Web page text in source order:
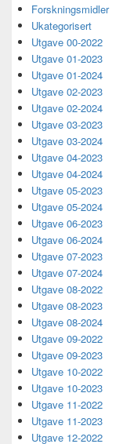
Sidebar
Widget
Area
Forskningsmidler
Ukategorisert
Utgave 00-2022
Utgave 01-2023
Utgave 01-2024
Utgave 02-2023
Utgave 02-2024
Utgave 03-2023
Utgave 03-2024
Utgave 04-2023
Utgave 04-2024
Utgave 05-2023
Utgave 05-2024
Utgave 06-2023
Utgave 06-2024
Utgave 07-2023
Utgave 07-2024
Utgave 08-2022
Utgave 08-2023
Utgave 08-2024
Utgave 09-2022
Utgave 09-2023
Utgave 10-2022
Utgave 10-2023
Utgave 11-2022
Utgave 11-2023
Utgave 12-2022